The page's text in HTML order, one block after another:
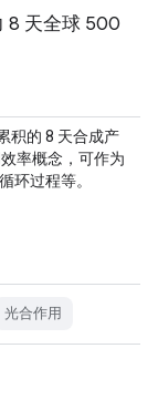
8 天全球 500
积的 8 天合成产
率概念，可作为
环过程等。
光合作用